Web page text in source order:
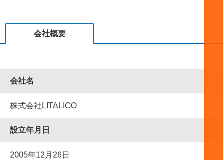
会社概要
会社名
株式会社LITALICO
設⽴年⽉⽇
2005年12月26日